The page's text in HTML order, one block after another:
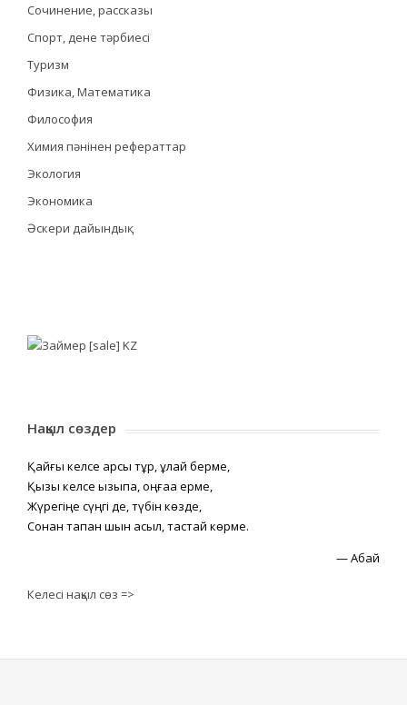
Сочинение, рассказы
Спорт, дене тәрбиесі
Туризм
Физика, Математика
Философия
Химия пәнінен рефераттар
Экология
Экономика
Әскери дайындық
Нақыл сөздер
Қайғы келсе қарсы тұр, құлай берме,
Қызық келсе қызықпа, оңғаққа ерме,
Жүрегіңе сүңгі де, түбін көзде,
Сонан тапқан шын асыл, тастай көрме.
—Абай
Келесі нақыл сөз =>